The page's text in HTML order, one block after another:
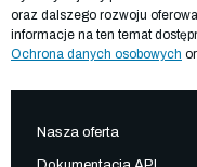
oraz dalszego rozwoju
informacje na ten temat
Ochrona danych osobowych
Nasza oferta